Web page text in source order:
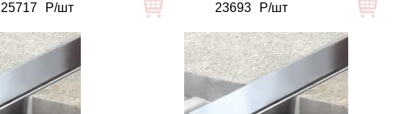
25717
Р/шт
23693
Р/шт